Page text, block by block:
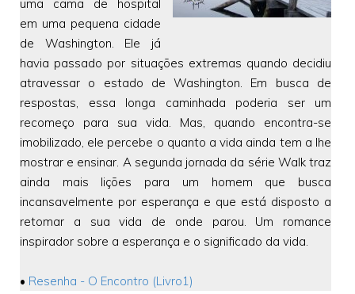
uma cama de hospital
em uma pequena cidade
de Washington. Ele já
havia passado por situações extremas quando decidiu
atravessar o estado de Washington. Em busca de
respostas, essa longa caminhada poderia ser um
recomeço para sua vida. Mas, quando encontra-se
imobilizado, ele percebe o quanto a vida ainda tem a lhe
mostrar e ensinar. A segunda jornada da série Walk traz
ainda mais lições para um homem que busca
incansavelmente por esperança e que está disposto a
retomar a sua vida de onde parou. Um romance
inspirador sobre a esperança e o significado da vida.
• Resenha - O Encontro (Livro1)